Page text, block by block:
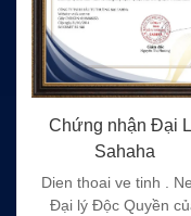
Chứng nhận Đại
Sahaha
Dien thoai ve tinh .
Đại lý Độc Quyền